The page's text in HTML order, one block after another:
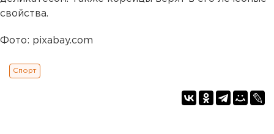
свойства.
Фото: pixabay.com
Спорт